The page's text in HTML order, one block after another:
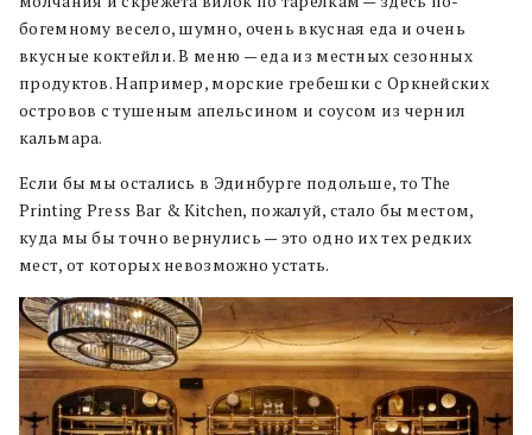
богемному весело, шумно, очень вкусная еда и очень
вкусные коктейли. В меню — еда из местных сезонных
продуктов. Например, морские гребешки с Оркнейских
островов с тушеным апельсином и соусом из чернил
кальмара.
Если бы мы остались в Эдинбурге подольше, то The
Printing Press Bar & Kitchen, пожалуй, стало бы местом,
куда мы бы точно вернулись — это одно их тех редких
мест, от которых невозможно устать.